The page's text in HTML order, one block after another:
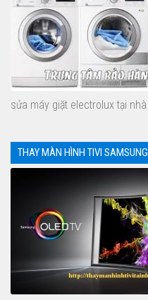
sửa máy giặt electrolux tại nhà
THAY MÀN HÌNH TIVI SAMSUNG